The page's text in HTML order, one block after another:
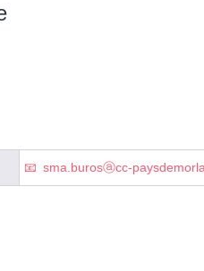
sma.burosⓐcc-